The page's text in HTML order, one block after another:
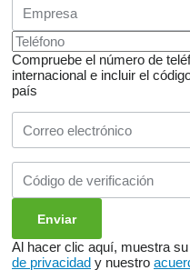
Compruebe el número de
internacional e incluir el
país
Al hacer clic aquí, muestra
de privacidad y nuestro